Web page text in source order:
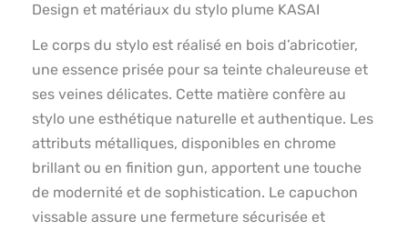
Design et matériaux du stylo plume KASAI
Le corps du stylo est réalisé en bois d’abricotier,
une essence prisée pour sa teinte chaleureuse et
ses veines délicates. Cette matière confère au
stylo une esthétique naturelle et authentique. Les
attributs métalliques, disponibles en chrome
brillant ou en finition gun, apportent une touche
de modernité et de sophistication. Le capuchon
vissable assure une fermeture sécurisée et